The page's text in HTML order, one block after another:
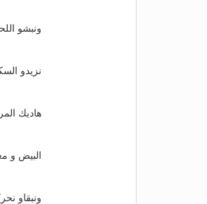
ونبشو
نزيدو
هاديك
البيض و
ونبقاو